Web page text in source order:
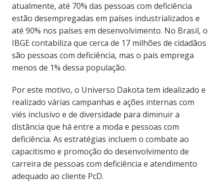
atualmente, até 70% das pessoas com deficiência
estão desempregadas em países industrializados e
até 90% nos países em desenvolvimento. No Brasil, o
IBGE contabiliza que cerca de 17 milhões de cidadãos
são pessoas com deficiência, mas o país emprega
menos de 1% dessa população.
Por este motivo, o Universo Dakota tem idealizado e
realizado várias campanhas e ações internas com
viés inclusivo e de diversidade para diminuir a
distância que há entre a moda e pessoas com
deficiência. As estratégias incluem o combate ao
capacitismo e promoção do desenvolvimento de
carreira de pessoas com deficiência e atendimento
adequado ao cliente PcD.